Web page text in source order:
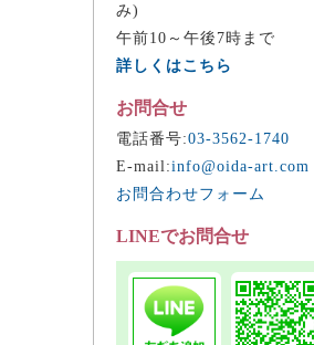
み)
午前10～午後7時まで
詳しくはこちら
お問合せ
電話番号:03-3562-1740
E-mail:info@oida-art.com
お問合わせフォーム
LINEでお問合せ